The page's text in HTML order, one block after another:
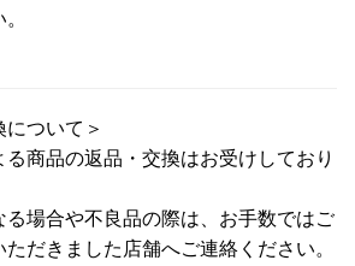
について＞
商品の返品・交換はお受けしており
る場合や不良品の際は、お手数ではご
だきました店舗へご連絡ください。